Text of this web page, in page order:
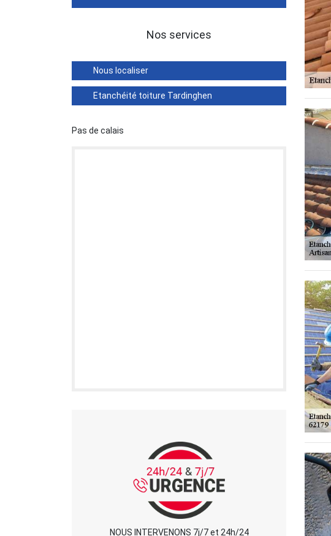
Nos services
Nous localiser
Etanchéité toiture Tardinghen
Pas de calais
NOUS INTERVENONS 7j/7 et 24h/24